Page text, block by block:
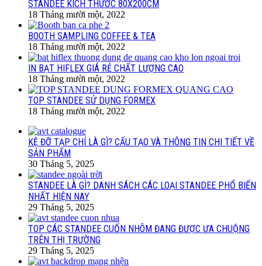
STANDEE KÍCH THƯỚC 80X200CM
18 Tháng mười một, 2022
BOOTH SAMPLING COFFEE & TEA
18 Tháng mười một, 2022
IN BẠT HIFLEX GIÁ RẺ CHẤT LƯỢNG CAO
18 Tháng mười một, 2022
TOP STANDEE SỬ DỤNG FORMEX
18 Tháng mười một, 2022
KỆ ĐỠ TẠP CHÍ LÀ GÌ? CẤU TẠO VÀ THÔNG TIN CHI TIẾT VỀ
SẢN PHẨM
30 Tháng 5, 2025
STANDEE LÀ GÌ? DANH SÁCH CÁC LOẠI STANDEE PHỔ BIẾN
NHẤT HIỆN NAY
29 Tháng 5, 2025
TOP CÁC STANDEE CUỐN NHÔM ĐANG ĐƯỢC ƯA CHUỘNG
TRÊN THỊ TRƯỜNG
29 Tháng 5, 2025